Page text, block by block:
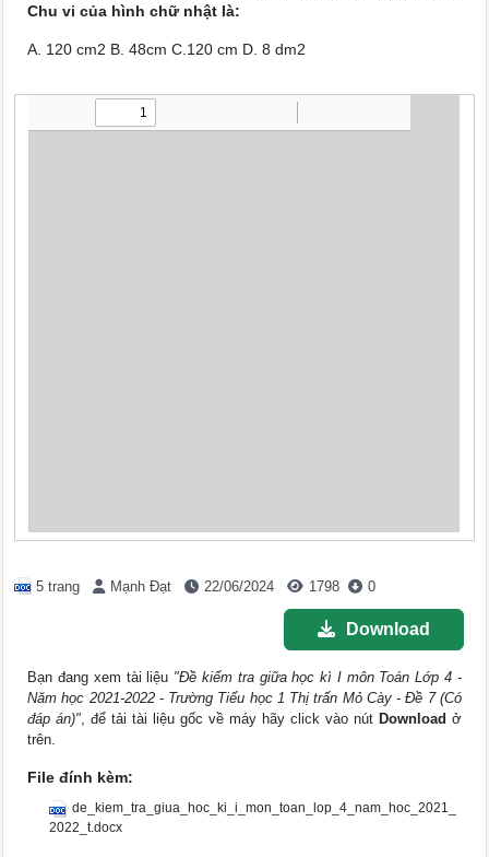
Chu vi của hình chữ nhật là:
A. 120 cm2 B. 48cm C.120 cm D. 8 dm2
5 trang Mạnh Đạt 22/06/2024 1798 0
Download
Bạn đang xem tài liệu "Đề kiểm tra giữa học kì I môn Toán Lớp 4 -
Năm học 2021-2022 - Trường Tiểu học 1 Thị trấn Mỏ Cày - Đề 7 (Có
đáp án)", để tải tài liệu gốc về máy hãy click vào nút Download ở
trên.
File đính kèm:
de_kiem_tra_giua_hoc_ki_i_mon_toan_lop_4_nam_hoc_2021_
2022_t.docx